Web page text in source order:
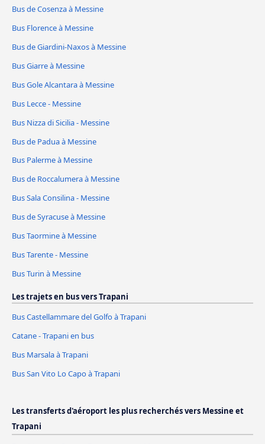
Bus de Cosenza à Messine
Bus Florence à Messine
Bus de Giardini-Naxos à Messine
Bus Giarre à Messine
Bus Gole Alcantara à Messine
Bus Lecce - Messine
Bus Nizza di Sicilia - Messine
Bus de Padua à Messine
Bus Palerme à Messine
Bus de Roccalumera à Messine
Bus Sala Consilina - Messine
Bus de Syracuse à Messine
Bus Taormine à Messine
Bus Tarente - Messine
Bus Turin à Messine
Les trajets en bus vers Trapani
Bus Castellammare del Golfo à Trapani
Catane - Trapani en bus
Bus Marsala à Trapani
Bus San Vito Lo Capo à Trapani
Les transferts d'aéroport les plus recherchés vers Messine et
Trapani